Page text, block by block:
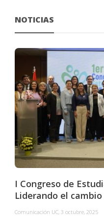
NOTICIAS
I Congreso de
Liderando el
Comunicación UC, 3 octubre, 2025